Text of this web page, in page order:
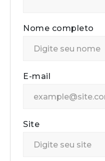
Nome completo
E-mail
Site